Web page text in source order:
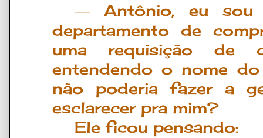
―Antônio, eu sou
departamento de
uma requisição de
entendendo o nome
não poderia fazer a
esclarecer pra mim?
Ele ficou pensando: